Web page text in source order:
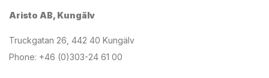
Aristo AB, Kungälv
Truckgatan 26, 442 40 Kungälv
Phone: +46 (0)303-24 61 00